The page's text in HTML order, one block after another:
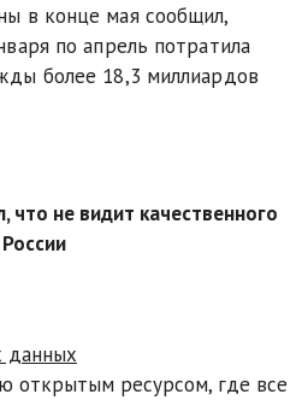
в конце мая сообщил,
по апрель потратила
более 18,3 миллиардов
что не видит качественного
данных
открытым ресурсом, где все